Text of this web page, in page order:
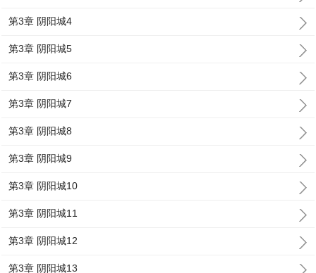
第3章 阴阳城4
第3章 阴阳城5
第3章 阴阳城6
第3章 阴阳城7
第3章 阴阳城8
第3章 阴阳城9
第3章 阴阳城10
第3章 阴阳城11
第3章 阴阳城12
第3章 阴阳城13